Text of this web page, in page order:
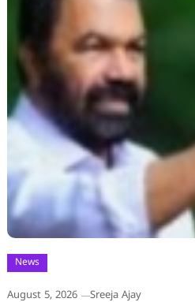
News
August 5, 2026 Sreeja Ajay